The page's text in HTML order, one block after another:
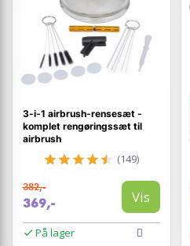
3-i-1 airbrush-rensesæt -
komplet rengøringssæt til
airbrush
(149)
382,-
369,- Vis
På lager